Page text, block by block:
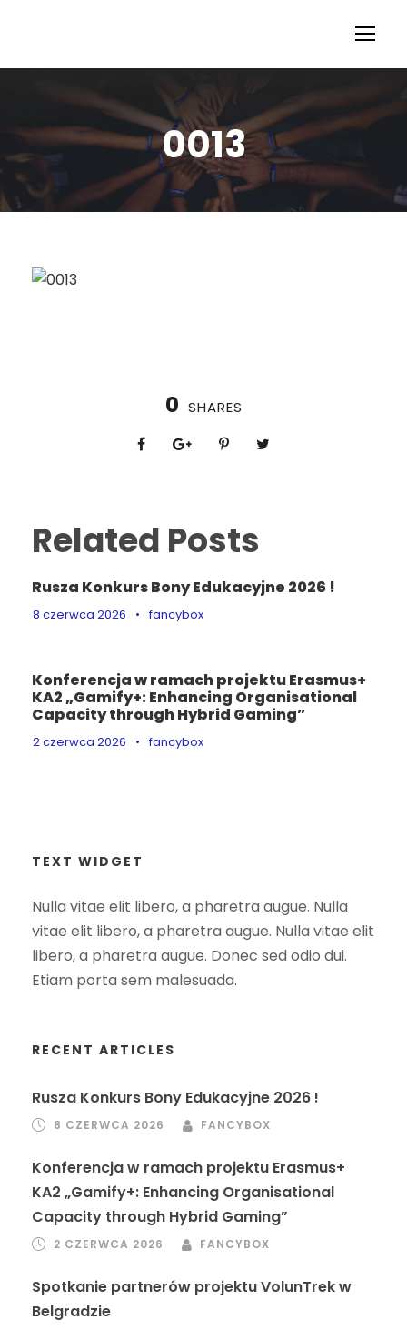
0013
0 SHARES
Related Posts
Rusza Konkurs Bony Edukacyjne 2026 !
8 czerwca 2026 • fancybox
Konferencja w ramach projektu Erasmus+
KA2 „Gamify+: Enhancing Organisational
Capacity through Hybrid Gaming”
2 czerwca 2026 • fancybox
TEXT WIDGET
Nulla vitae elit libero, a pharetra augue. Nulla
vitae elit libero, a pharetra augue. Nulla vitae elit
libero, a pharetra augue. Donec sed odio dui.
Etiam porta sem malesuada.
RECENT ARTICLES
Rusza Konkurs Bony Edukacyjne 2026 !
8 CZERWCA 2026 FANCYBOX
Konferencja w ramach projektu Erasmus+
KA2 „Gamify+: Enhancing Organisational
Capacity through Hybrid Gaming”
2 CZERWCA 2026 FANCYBOX
Spotkanie partnerów projektu VolunTrek w
Belgradzie